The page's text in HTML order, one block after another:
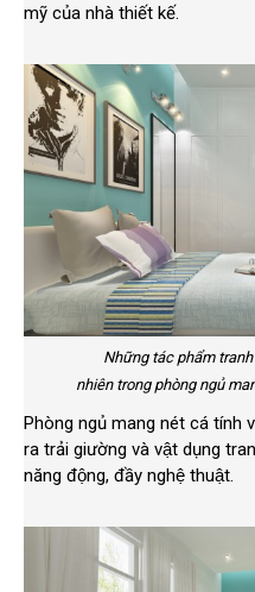
mỹ của nhà thiết kế.
Những tác phẩm tranh
nhiên trong phòng ngủ
Phòng ngủ mang nét cá tính
ra trải giường và vật dụng
năng động, đầy nghệ thuật.